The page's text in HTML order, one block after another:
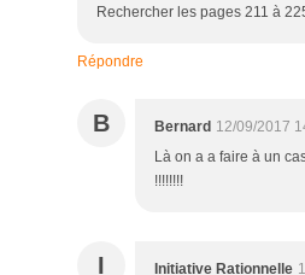
Rechercher les pages 211 à
Répondre
B Bernard 12/09/2017
Là on a a faire à un
!!!!!!!!
I Initiative Rationnelle